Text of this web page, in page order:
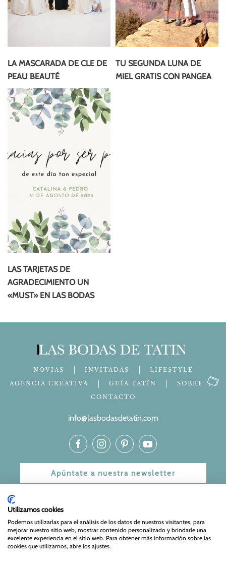
LA MASCARADA DE CLE DE
PEAU BEAUTÉ
TU SEGUNDA LUNA DE
MIEL GRATIS CON PANGEA
LAS TARJETAS DE
AGRADECIMIENTO UN
«MUST» EN LAS BODAS
NOVIAS INVITADAS
LIFESTYLE
AGENCIA CREATIVA
GUÍA TATÍN
SOBRE MÍ
CONTACTO
info@lasbodasdetatin.com
Apúntate a nuestra newsletter
Aviso Legal|Política de Privacidad y Cookies| Web Diseñada
y mantenida porEspecialistas Web
Utilizamos cookies
Podemos utilizarlas para el análisis de los datos de nuestros visitantes, para
mejorar nuestro sitio web, mostrar contenido personalizado y brindarle una
excelente experiencia en el sitio web. Para obtener más información sobre las
cookies que utilizamos, abre los ajustes.